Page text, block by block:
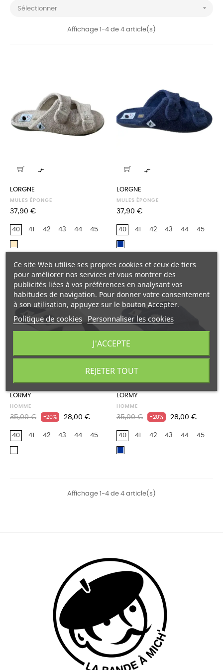
Sélectionner 
Affichage 1-4 de 4 article(s)

LORGNE
MULES ÉPONGE
Prix
37,90 €
40 41 42 43 44 45

LORGNE
MULES ÉPONGE
Prix
37,90 €
40 41 42 43 44 45
LORMY
HOMME
Prix
35,00 € -20% Prix
28,00 €
40 41 42 43 44 45
LORMY
HOMME
Prix
35,00 € -20% Prix
28,00 €
40 41 42 43 44 45
Affichage 1-4 de 4 article(s)
Ce site Web utilise ses propres cookies et ceux de tiers
pour améliorer nos services et vous montrer des
publicités liées à vos préférences en analysant vos
habitudes de navigation. Pour donner votre consentement
à son utilisation, appuyez sur le bouton Accepter.
Politique de cookies Personnaliser les cookies
REJETER TOUT
J'ACCEPTE